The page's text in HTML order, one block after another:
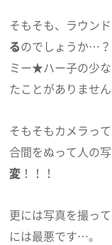
そもそも、ラウン
るのでしょうか…？
ミー★ハー子の少
たことがありません
そもそもカメラっ
合間をぬって人の
変 ！！！
更には写真を撮っ
には最悪です…。